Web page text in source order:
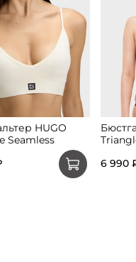
HUGO
Seamless
6 990